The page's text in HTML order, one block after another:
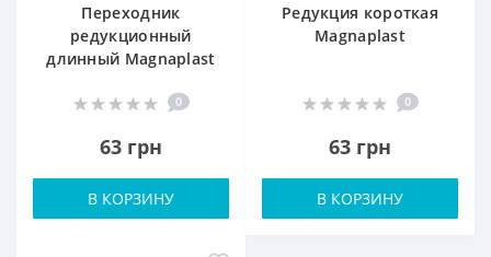
Переходник
редукционный
длинный Magnaplast
0
63 грн
В КОРЗИНУ
Редукция короткая
Magnaplast
0
63 грн
В КОРЗИНУ